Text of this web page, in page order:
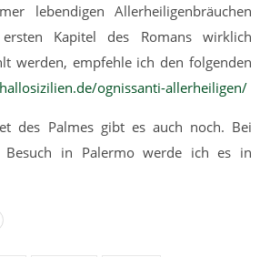
lebendigen Allerheiligenbräuchen
Kapitel des Romans wirklich
werden, empfehle ich den folgenden
ognissanti-allerheiligen/
des Palmes gibt es auch noch. Bei
Besuch in Palermo werde ich es in